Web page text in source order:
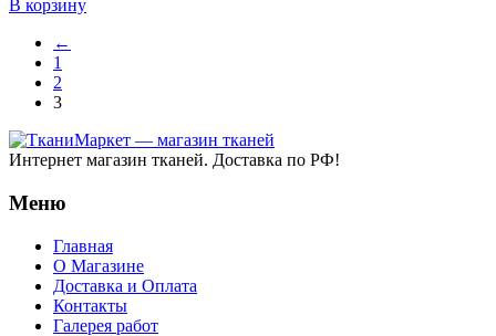
38 ₽.
В корзину
←
1
2
3
Интернет магазин тканей. Доставка по РФ!
Меню
Главная
О Магазине
Доставка и Оплата
Контакты
Галерея работ